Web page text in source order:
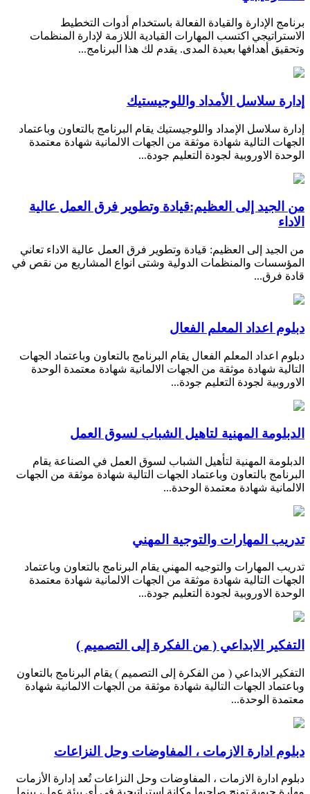
برنامج الإدارة والقيادة الفعالة باستخدام أدوات التخطيط
الاستراتيجي اكتسب المهارات القيادية اللازمة لإدارة المنظمات
وتحقيق أهدافها بعيدة المدى. يقدم لك هذا البرنامج...
إدارة سلاسل الأمداد واللوجيستيك
إدارة سلاسل الإمداد واللوجيستيك يقام البرنامج بالتعاون وباعتماد
الجهات التالية شهادة موثقة من الجهات الالمانية شهادة معتمدة
الوحدة الاوروبية لجودة التعليم جودة...
من الجيد إلى العظيم:قيادة وتطوير فرق العمل عالية
الاداء
من الجيد إلى العظيم: قيادة وتطوير فرق العمل عالية الاداء تعاني
المؤسسات والمنظمات الدولية وشتى انواع المشاريع من نقص في
قادة فرق...
دبلوم اعداد المعلم الفعال
دبلوم اعداد المعلم الفعال يقام البرنامج بالتعاون وباعتماد الجهات
التالية شهادة موثقة من الجهات الالمانية شهادة معتمدة الوحدة
الاوروبية لجودة التعليم جودة...
الدبلومة المهنية لتاهيل الشباب لسوق العمل
الدبلومة المهنية لتأهيل الشباب لسوق العمل في الصناعة يقام
البرنامج بالتعاون وباعتماد الجهات التالية شهادة موثقة من الجهات
الالمانية شهادة معتمدة الوحدة...
تدريب المهارات والتوجية المهني
تدريب المهارات والتوجيه المهني يقام البرنامج بالتعاون وباعتماد
الجهات التالية شهادة موثقة من الجهات الالمانية شهادة معتمدة
الوحدة الاوروبية لجودة التعليم جودة...
التفكير الابداعي ( من الفكرة إلى التصميم )
التفكير الابداعي ( من الفكرة إلى التصميم ) يقام البرنامج بالتعاون
وباعتماد الجهات التالية شهادة موثقة من الجهات الالمانية شهادة
معتمدة الوحدة...
دبلوم ادارة الازمات ، المفاوضات وحل النزاعات
دبلوم ادارة الازمات ، المفاوضات وحل النزاعات تُعد إدارة الأزمات